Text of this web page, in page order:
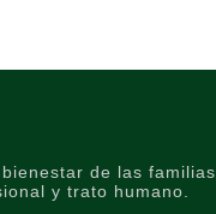
de las familias
y trato humano.